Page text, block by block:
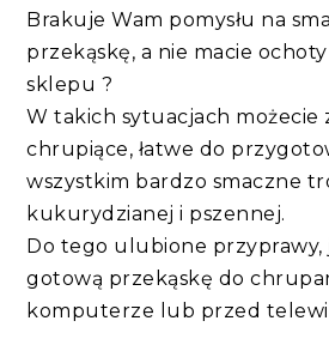
Brakuje Wam pomysłu na
przekąskę, a nie macie
sklepu ?
W takich sytuacjach możecie
chrupiące, łatwe do
wszystkim bardzo smaczne
kukurydzianej i pszennej.
Do tego ulubione przyprawy,
gotową przekąskę do
komputerze lub przed